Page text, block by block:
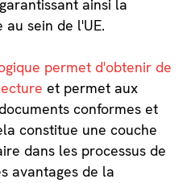
ainsi la
sein de l'UE.
permet d'obtenir de
et permet aux
conformes et
constitue une couche
dans les processus de
avantages de la